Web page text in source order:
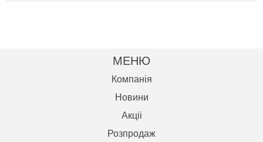
МЕНЮ
Компанія
Новини
Акцii
Розпродаж